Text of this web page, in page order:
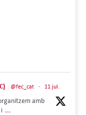
@fec_cat · 11 jul.
amb
i ...